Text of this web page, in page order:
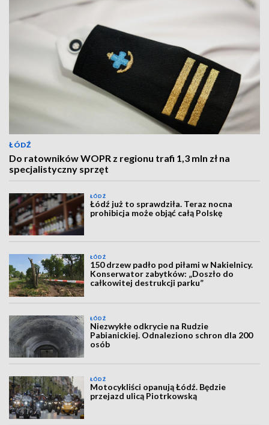
ŁÓDŹ
Do ratowników WOPR z regionu trafi 1,3 mln zł na
specjalistyczny sprzęt
ŁÓDŹ
Łódź już to sprawdziła. Teraz nocna
prohibicja może objąć całą Polskę
ŁÓDŹ
150 drzew padło pod piłami w Nakielnicy.
Konserwator zabytków: „Doszło do
całkowitej destrukcji parku”
ŁÓDŹ
Niezwykłe odkrycie na Rudzie
Pabianickiej. Odnaleziono schron dla 200
osób
ŁÓDŹ
Motocykliści opanują Łódź. Będzie
przejazd ulicą Piotrkowską